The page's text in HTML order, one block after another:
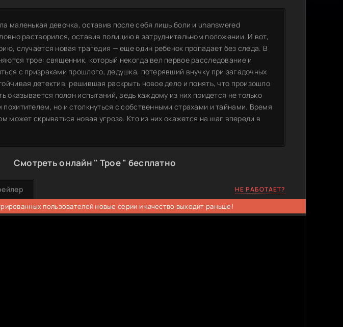
маленькая девочка, оставив после себя лишь боли и unanswered
растворился, оставив полицию в затруднительном положении. И вот,
случается новая трагедия — еще один ребенок пропадает без следа. В
трое: священник, который некогда вел первое расследование и
с призраками прошлого; дедушка, потерявший внучку при загадочных
детектив, решившая раскрыть новое дело и понять, что произошло
оказывается полон испытаний, ведь каждому из них придется не только
похитителем, но и столкнуться с собственными страхами и тайнами. Время
может скрываться новая угроза. Кто из них окажется на шаг впереди в
Смотреть онлайн " Трое " бесплатно
НЕ РАБОТАЕТ?
пользователей новые серии и качество выходит раньше!